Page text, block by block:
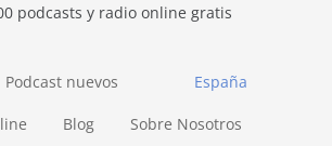
podcasts y radio online gratis
España
Podcast nuevos
Blog Sobre Nosotros